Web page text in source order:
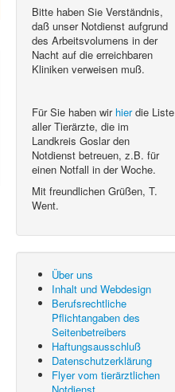
Bitte haben Sie Verständnis,
daß unser Notdienst aufgrund
des Arbeitsvolumens in der
Nacht auf die erreichbaren
Kliniken verweisen muß.
Für Sie haben wir hierdie Liste
aller Tierärzte, die im
Landkreis Goslar den
Notdienst betreuen, z.B. für
einen Notfall in der Woche.
Mit freundlichen Grüßen, T.
Went.
Über uns
Inhalt und Webdesign
Berufsrechtliche
Pflichtangaben des
Seitenbetreibers
Haftungsausschluß
Datenschutzerklärung
Flyer vom tierärztlichen